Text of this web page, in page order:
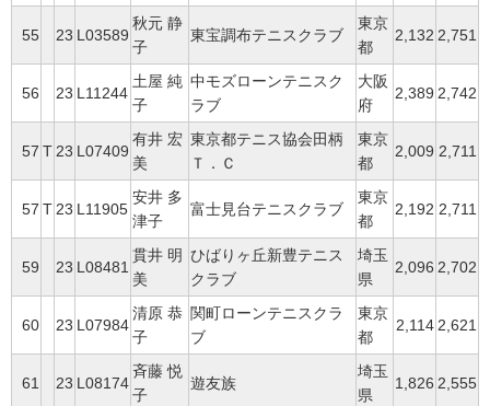
55 23 L03589
秋元 静
子
東宝調布テニスクラブ
東京
都
2,132 2,751
56 23 L11244
土屋 純
子
中モズローンテニスク
ラブ
大阪
府
2,389 2,742
57 T 23 L07409
有井 宏
美
東京都テニス協会田柄
Ｔ．Ｃ
東京
都
2,009 2,711
57 T 23 L11905
安井 多
津子
富士見台テニスクラブ
東京
都
2,192 2,711
59 23 L08481
貫井 明
美
ひばりヶ丘新豊テニス
クラブ
埼玉
県
2,096 2,702
60 23 L07984
清原 恭
子
関町ローンテニスクラ
ブ
東京
都
2,114 2,621
61 23 L08174
斉藤 悦
子
遊友族
埼玉
県
1,826 2,555